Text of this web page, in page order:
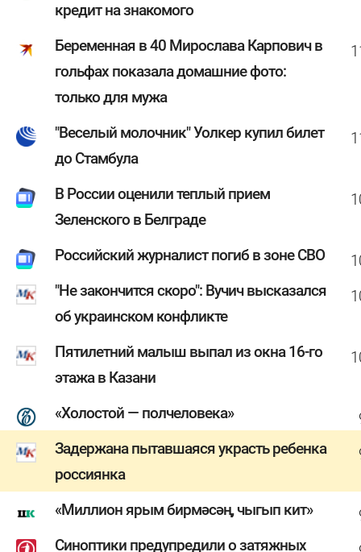
кредит на знакомого
Беременная в 40 Мирослава Карпович в
гольфах показала домашние фото:
только для мужа
"Веселый молочник" Уолкер купил билет
до Стамбула
В России оценили теплый прием
Зеленского в Белграде
Российский журналист погиб в зоне СВО
"Не закончится скоро": Вучич высказался
об украинском конфликте
Пятилетний малыш выпал из окна 16-го
этажа в Казани
«Холостой — полчеловека»
Задержана пытавшаяся украсть ребенка
россиянка
«Миллион ярым бирмәсәң, чыгып кит»
Синоптики предупредили о затяжных